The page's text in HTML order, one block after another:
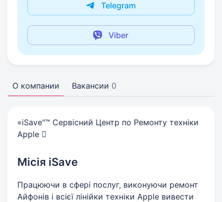
Telegram
Viber
О компании Вакансии 0
«iSave"™ Сервісний Центр по Ремонту техніки
Apple 
Місія iSave
Працюючи в сфері послуг, виконуючи ремонт
Айфонів і всієї лінійки техніки Apple вивести